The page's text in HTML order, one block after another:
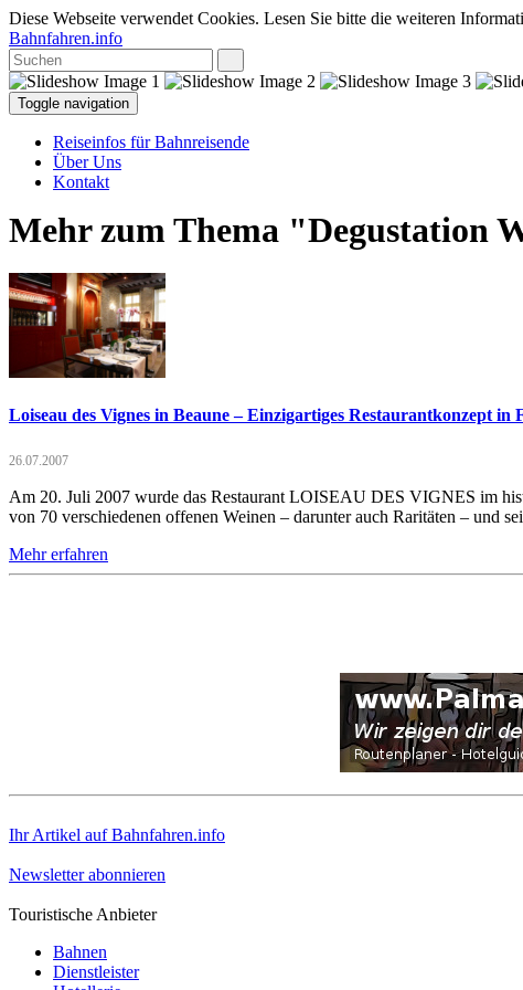
Diese Webseite verwendet Cookies. Lesen Sie bitte die weiteren
Bahnfahren.info
Toggle navigation
Reiseinfos für Bahnreisende
Über Uns
Kontakt
Mehr zum Thema "Degustation
Loiseau des Vignes in Beaune – Einzigartiges Restaurantkonzept in
26.07.2007
Am 20. Juli 2007 wurde das Restaurant LOISEAU DES VIGNES im
von 70 verschiedenen offenen Weinen – darunter auch Raritäten – und
Mehr erfahren
Ihr Artikel auf Bahnfahren.info
Newsletter abonnieren
Touristische Anbieter
Bahnen
Dienstleister